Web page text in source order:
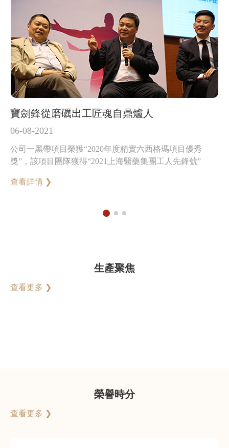
寶劍鋒從磨礪出工匠魂自鼎爐人
06-08-2021
公司一黑帶項目榮獲“2020年度精實六西格瑪項目優秀
獎”，該項目團隊獲得“2021上海醫藥集團工人先鋒號”
查看詳情 ❯
生產聚焦
查看更多 ❯
榮譽時分
查看更多 ❯